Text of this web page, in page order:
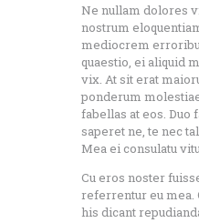
Ne nullam dolores
nostrum
mediocrem
quaestio, ei aliquid
vix. At sit erat
ponderum
fabellas at eos. Duo
saperet ne, te nec
Mea ei consulatu
Cu eros noster
referrentur eu mea.
his dicant